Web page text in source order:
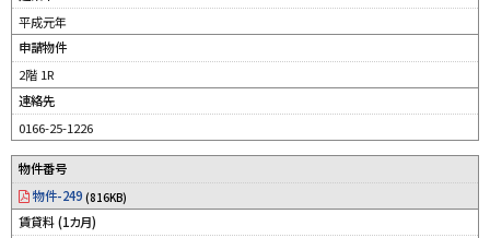
ウ
開
ま
）
平成元年
申請物件
2階 1R
連絡先
0166-25-1226
物件番号
物件-249 (816KB)
賃貸料 (1カ月)